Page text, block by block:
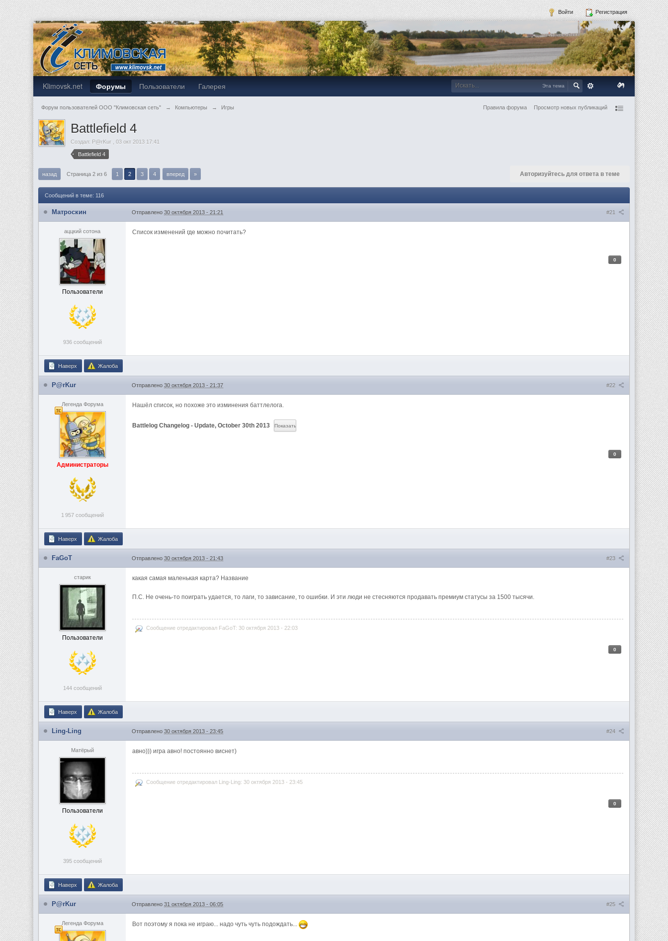
Войти Регистрация
Эта тема
Klimovsk.net Форумы Пользователи Галерея
Форум пользователей ООО "Климовская сеть" → Компьютеры → Игры Правила форума Просмотр новых публикаций
Battlefield 4
Создал: P@rKur ,03 окт 2013 17:41
Battlefield 4
назад Страница 2 из 6 1 2 3 4 вперед » Авторизуйтесь для ответа в теме
Сообщений в теме: 116
#21
Матроскин Отправлено30 октября 2013 - 21:21
аццкий сотона
Пользователи
936 сообщений
Список изменений где можно почитать?
0
Наверх Жалоба
#22
P@rKur Отправлено30 октября 2013 - 21:37
Легенда Форума
Администраторы
1 957 сообщений
Нашёл список, но похоже это изминения баттлелога.
Battlelog Changelog - Update, October 30th 2013
0
Наверх Жалоба
#23
FaGoT Отправлено30 октября 2013 - 21:43
старик
Пользователи
144 сообщений
какая самая маленькая карта? Название
П.С. Не очень-то поиграть удается, то лаги, то зависание, то ошибки. И эти люди не стесняются продавать премиум статусы за 1500 тысячи.
Сообщение отредактировал FaGoT: 30 октября 2013 - 22:03
0
Наверх Жалоба
#24
Ling-Ling Отправлено30 октября 2013 - 23:45
Матёрый
Пользователи
395 сообщений
авно))) игра авно! постоянно виснет)
Сообщение отредактировал Ling-Ling: 30 октября 2013 - 23:45
0
Наверх Жалоба
#25
P@rKur Отправлено31 октября 2013 - 06:05
Легенда Форума Вот поэтому я пока не играю... надо чуть чуть подождать...